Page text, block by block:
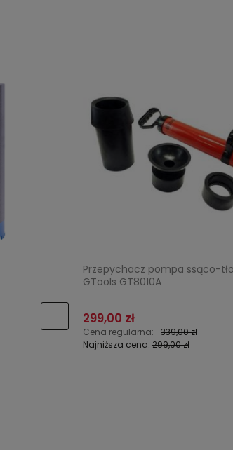
Przepychacz pompa ssąco-
GTools GT8010A
299,00 zł
Cena regularna:
339,00 zł
Najniższa cena: 299,00 zł